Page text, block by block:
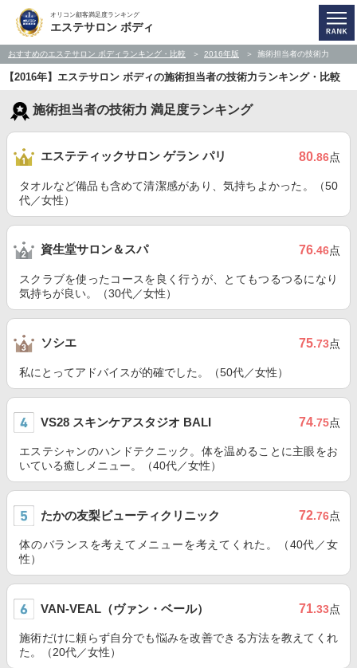
オリコン顧客満足度ランキング
エステサロン ボディ
おすすめのエステサロン ボディランキング・比較 2016年版 施術担当者の技術力
【2016年】エステサロン ボディの施術担当者の技術力ランキング・比較
施術担当者の技術力 満足度ランキング
エステティックサロン ゲラン パリ 80.86点
タオルなど備品も含めて清潔感があり、気持ちよかった。（50
代／女性）
資生堂サロン＆スパ 76.46点
スクラブを使ったコースを良く行うが、とてもつるつるになり
気持ちが良い。（30代／女性）
ソシエ 75.73点
私にとってアドバイスが的確でした。（50代／女性）
VS28 スキンケアスタジオ BALI 74.75点
エステシャンのハンドテクニック。体を温めることに主眼をお
いている癒しメニュー。（40代／女性）
たかの友梨ビューティクリニック 72.76点
体のバランスを考えてメニューを考えてくれた。（40代／女
性）
VAN-VEAL（ヴァン・ベール） 71.33点
施術だけに頼らず自分でも悩みを改善できる方法を教えてくれ
た。（20代／女性）